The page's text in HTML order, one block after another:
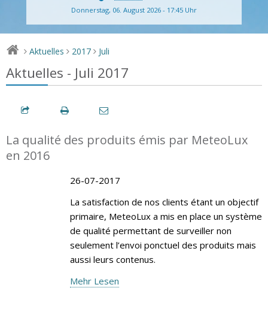
Donnerstag, 06. August 2026 - 17:45 Uhr
> Aktuelles > 2017 > Juli
Aktuelles - Juli 2017
La qualité des produits émis par MeteoLux
en 2016
26-07-2017
La satisfaction de nos clients étant un objectif
primaire, MeteoLux a mis en place un système
de qualité permettant de surveiller non
seulement l’envoi ponctuel des produits mais
aussi leurs contenus.
Mehr Lesen